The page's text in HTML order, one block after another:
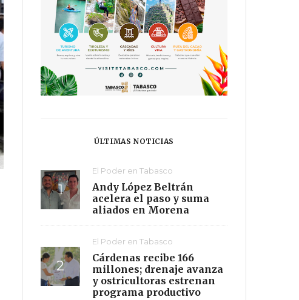
ÚLTIMAS NOTICIAS
El Poder en Tabasco
Andy López Beltrán
acelera el paso y suma
aliados en Morena
El Poder en Tabasco
Cárdenas recibe 166
millones; drenaje avanza
y ostricultoras estrenan
programa productivo